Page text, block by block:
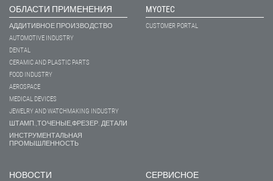
ОБЛАСТИ ПРИМЕНЕНИЯ
АДДИТИВНОЕ ПРОИЗВОДСТВО
AUTOMOTIVE INDUSTRY
DENTAL
CERAMIC AND PLASTIC PARTS
FOOD INDUSTRY
AEROSPACE
MEDICAL DEVICES
JEWELRY AND WATCHMAKING INDUSTRY
ШТАМП.,ТОЧЕНЫЕ,ФРЕЗЕР. ДЕТАЛИ
ИНСТРУМЕНТАЛЬНАЯ
ПРОМЫШЛЕННОСТЬ
MYOTEC
CUSTOMER PORTAL
НОВОСТИ
СЕРВИСНОЕ